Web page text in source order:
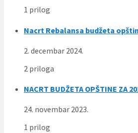
1 prilog
Nacrt Rebalansa budžeta
2. decembar 2024.
2 priloga
NACRT BUDŽETA OPŠTINE ZA
24. novembar 2023.
1 prilog